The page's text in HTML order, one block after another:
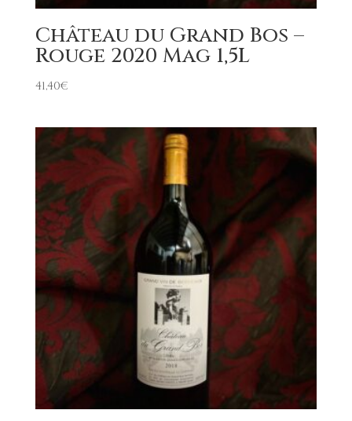
Château du Grand Bos –
Rouge 2020 Mag 1,5L
41,40€